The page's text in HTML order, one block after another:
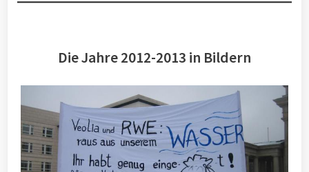
Die Jahre 2012-2013 in Bildern